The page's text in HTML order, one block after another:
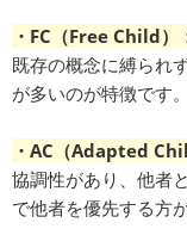
・FC（Free Child）
既存の概念に縛られ
が多いのが特徴です。
・AC（Adapted
協調性があり、他者
で他者を優先する方